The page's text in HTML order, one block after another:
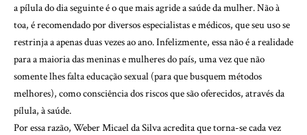
a pílula do dia seguinte é o que mais agride a saúde da mulher. Não à
toa, é recomendado por diversos especialistas e médicos, que seu uso se
restrinja a apenas duas vezes ao ano. Infelizmente, essa não é a realidade
para a maioria das meninas e mulheres do país, uma vez que não
somente lhes falta educação sexual (para que busquem métodos
melhores), como consciência dos riscos que são oferecidos, através da
pílula, à saúde.
Por essa razão, Weber Micael da Silva acredita que torna-se cada vez